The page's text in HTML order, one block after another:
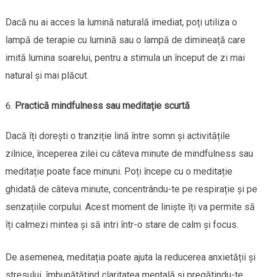
Dacă nu ai acces la lumină naturală imediat, poți utiliza o
lampă de terapie cu lumină sau o lampă de dimineață care
imită lumina soarelui, pentru a stimula un început de zi mai
natural și mai plăcut.
Practică mindfulness sau meditație scurtă
Dacă îți dorești o tranziție lină între somn și activitățile
zilnice, începerea zilei cu câteva minute de mindfulness sau
meditație poate face minuni. Poți începe cu o meditație
ghidată de câteva minute, concentrându-te pe respirație și pe
senzațiile corpului. Acest moment de liniște îți va permite să
îți calmezi mintea și să intri într-o stare de calm și focus.
De asemenea, meditația poate ajuta la reducerea anxietății și